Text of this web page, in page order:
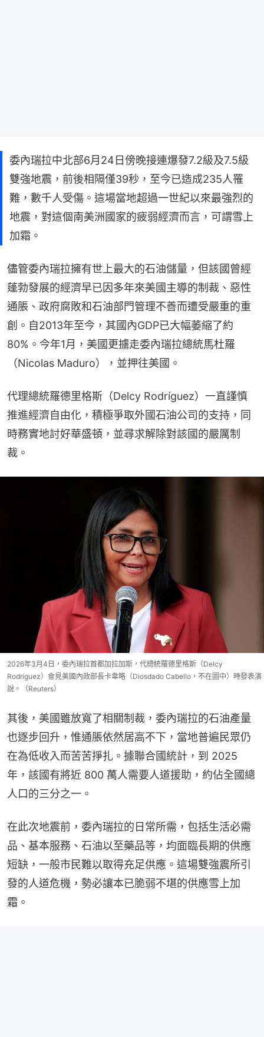
委內瑞拉中北部6月24日傍晚接連爆發7.2級及7.5級
雙強地震，前後相隔僅39秒，至今已造成235人罹
難，數千人受傷。這場當地超過一世紀以來最強烈的
地震，對這個南美洲國家的疲弱經濟而言，可謂雪上
加霜。
儘管委內瑞拉擁有世上最大的石油儲量，但該國曾經
蓬勃發展的經濟早已因多年來美國主導的制裁、惡性
通脹、政府腐敗和石油部門管理不善而遭受嚴重的重
創。自2013年至今，其國內GDP已大幅萎縮了約
80%。今年1月，美國更擄走委內瑞拉總統馬杜羅
（Nicolas Maduro），並押往美國。
代理總統羅德里格斯（Delcy Rodríguez）一直謹慎
推進經濟自由化，積極爭取外國石油公司的支持，同
時務實地討好華盛頓，並尋求解除對該國的嚴厲制
裁。
2026年3月4日，委內瑞拉首都加拉加斯，代總統羅德里格斯（Delcy
Rodríguez）會見美國內政部長卡韋略（Diosdado Cabello，不在圖中）時發表演
說。（Reuters）
其後，美國雖放寬了相關制裁，委內瑞拉的石油產量
也逐步回升，惟通脹依然居高不下，當地普遍民眾仍
在為低收入而苦苦掙扎。據聯合國統計，到 2025
年，該國有將近 800 萬人需要人道援助，約佔全國總
人口的三分之一。
在此次地震前，委內瑞拉的日常所需，包括生活必需
品、基本服務、石油以至藥品等，均面臨長期的供應
短缺，一般市民難以取得充足供應。這場雙強震所引
發的人道危機，勢必讓本已脆弱不堪的供應雪上加
霜。